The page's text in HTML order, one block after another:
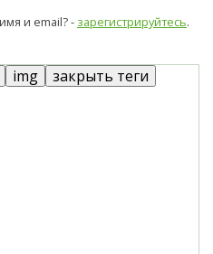
и email? - зарегистрируйтесь.